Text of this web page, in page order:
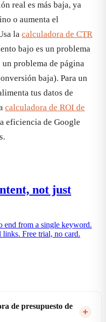
real es más baja, ya
o aumenta el
la calculadora de CTR
bajo es un problema
problema de página
baja). Para un
tus datos de
calculadora de ROI de
eficiencia de Google
not just
end from a single keyword.
links. Free trial, no card.
de presupuesto de